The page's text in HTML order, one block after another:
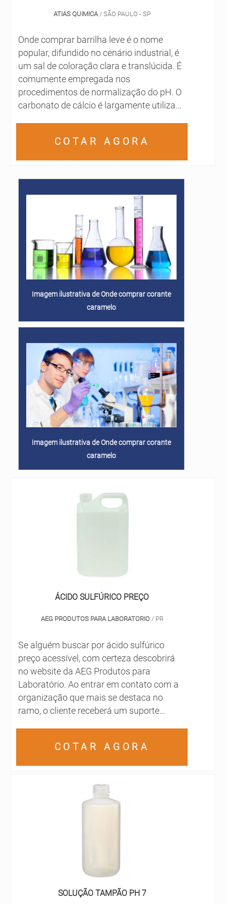
ATIAS QUIMICA / SÃO PAULO - SP
Onde comprar barrilha leve é o nome
popular, difundido no cenário industrial, é
um sal de coloração clara e translúcida. É
comumente empregada nos
procedimentos de normalização do pH. O
carbonato de cálcio é largamente utilizado
vantagens, destacam-se as propriedades
promovidas durante a fabricação de
COTAR AGORA
Imagem ilustrativa de Onde comprar corante
caramelo
Imagem ilustrativa de Onde comprar corante
caramelo
ÁCIDO SULFÚRICO PREÇO
AEG PRODUTOS PARA LABORATORIO/ PR
Se alguém buscar por ácido sulfúrico
preço acessível, com certeza descobrirá
no website da AEG Produtos para
Laboratório. Ao entrar em contato com a
organização que mais se destaca no
ramo, o cliente receberá um suporte
SULFÚRICO PREÇO JUSTO E
ACESSÍVELSe alguém buscar por ácido
serviços, encontrará na internet a AEG
ainda sobre ácido sulfúrico preço justo, na
prezar pelos produtos e serviços com
COTAR AGORA
SOLUÇÃO TAMPÃO PH 7